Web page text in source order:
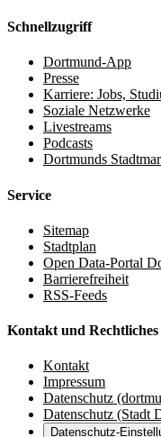
Schnellzugriff
Dortmund-App
Presse
Karriere: Jobs,
Soziale Netzwerke
Livestreams
Podcasts
Dortmunds
Service
Sitemap
Stadtplan
Open Data-Portal
Barrierefreiheit
RSS-Feeds
Kontakt und Rechtliches
Kontakt
Impressum
Datenschutz
Datenschutz (Stadt
Datenschutz-